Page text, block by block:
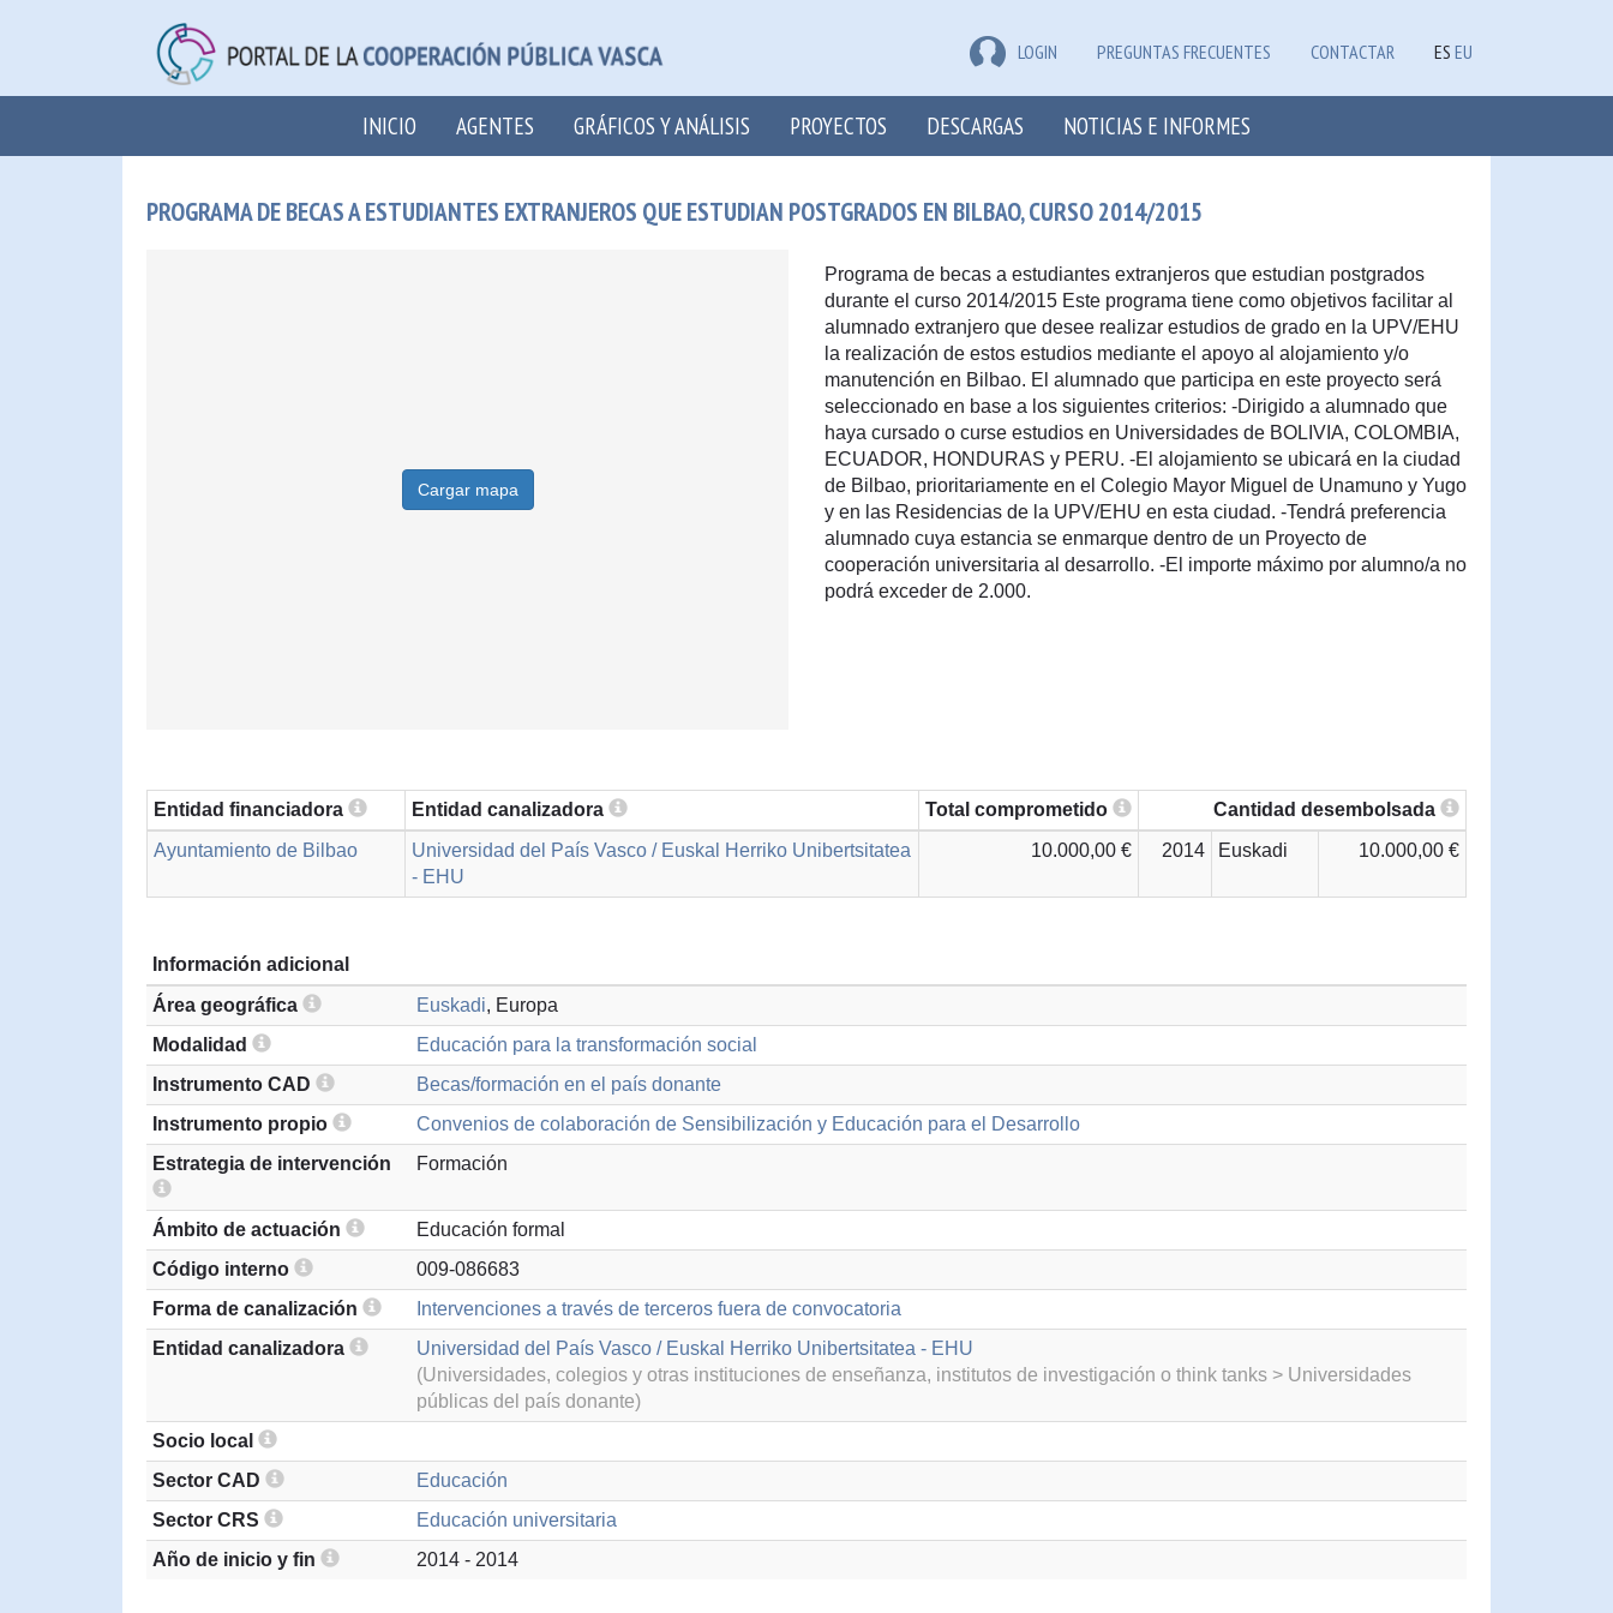
LOGIN PREGUNTAS FRECUENTES CONTACTAR ES EU
INICIO AGENTES GRÁFICOS Y ANÁLISIS PROYECTOS DESCARGAS NOTICIAS E INFORMES
PROGRAMA DE BECAS A ESTUDIANTES EXTRANJEROS QUE ESTUDIAN POSTGRADOS EN BILBAO, CURSO 2014/2015
Cargar mapa
Programa de becas a estudiantes extranjeros que estudian postgrados
durante el curso 2014/2015 Este programa tiene como objetivos facilitar al
alumnado extranjero que desee realizar estudios de grado en la UPV/EHU
la realización de estos estudios mediante el apoyo al alojamiento y/o
manutención en Bilbao. El alumnado que participa en este proyecto será
seleccionado en base a los siguientes criterios: -Dirigido a alumnado que
haya cursado o curse estudios en Universidades de BOLIVIA, COLOMBIA,
ECUADOR, HONDURAS y PERU. -El alojamiento se ubicará en la ciudad
de Bilbao, prioritariamente en el Colegio Mayor Miguel de Unamuno y Yugo
y en las Residencias de la UPV/EHU en esta ciudad. -Tendrá preferencia
alumnado cuya estancia se enmarque dentro de un Proyecto de
cooperación universitaria al desarrollo. -El importe máximo por alumno/a no
podrá exceder de 2.000.
Entidad financiadora Entidad canalizadora Total comprometido
Cantidad desembolsada
Ayuntamiento de Bilbao
Universidad del País Vasco / Euskal Herriko Unibertsitatea
- EHU
10.000,00 € 2014 Euskadi 10.000,00 €
Información adicional
Área geográfica
Euskadi, Europa
Modalidad
Educación para la transformación social
Instrumento CAD
Becas/formación en el país donante
Instrumento propio
Convenios de colaboración de Sensibilización y Educación para el Desarrollo
Estrategia de intervención
Formación
Ámbito de actuación
Educación formal
Código interno
009-086683
Forma de canalización
Intervenciones a través de terceros fuera de convocatoria
Entidad canalizadora
Universidad del País Vasco / Euskal Herriko Unibertsitatea - EHU
(Universidades, colegios y otras instituciones de enseñanza, institutos de investigación o think tanks > Universidades
públicas del país donante)
Socio local
Sector CAD
Educación
Sector CRS
Educación universitaria
Año de inicio y fin
2014 - 2014